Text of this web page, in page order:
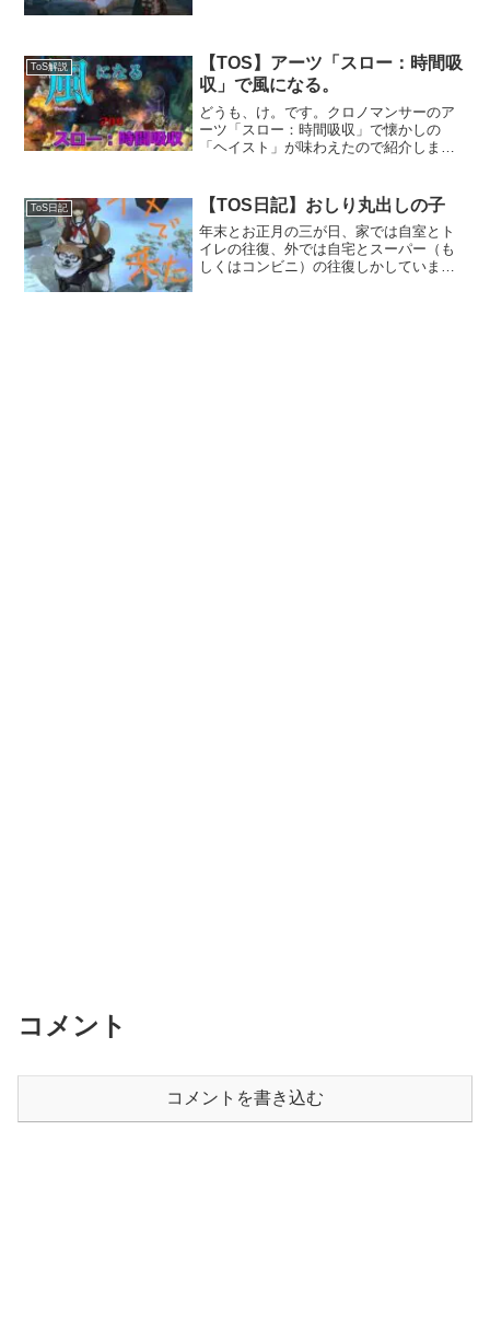
かありませんが、僕はR...
ToS解説
【TOS】アーツ「スロー：時間吸
収」で風になる。
どうも、け。です。クロノマンサーのア
ーツ「スロー：時間吸収」で懐かしの
「ヘイスト」が味わえたので紹介しま
に合わせればまだまだ現役だと思いま
す。アーツ「スロー：時間吸収」...
ToS日記 【TOS日記】おしり丸出しの子
年末とお正月の三が日、家では自室とト
イレの往復、外では自宅とスーパー（も
しくはコンビニ）の往復しかしていませ
コメント
コメントを書き込む